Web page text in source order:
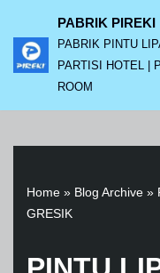
Lompat
ke
PABRIK PIREKI
PABRIK PINTU
PARTISI HOTEL |
ROOM
Home » Blog Archive »
GRESIK